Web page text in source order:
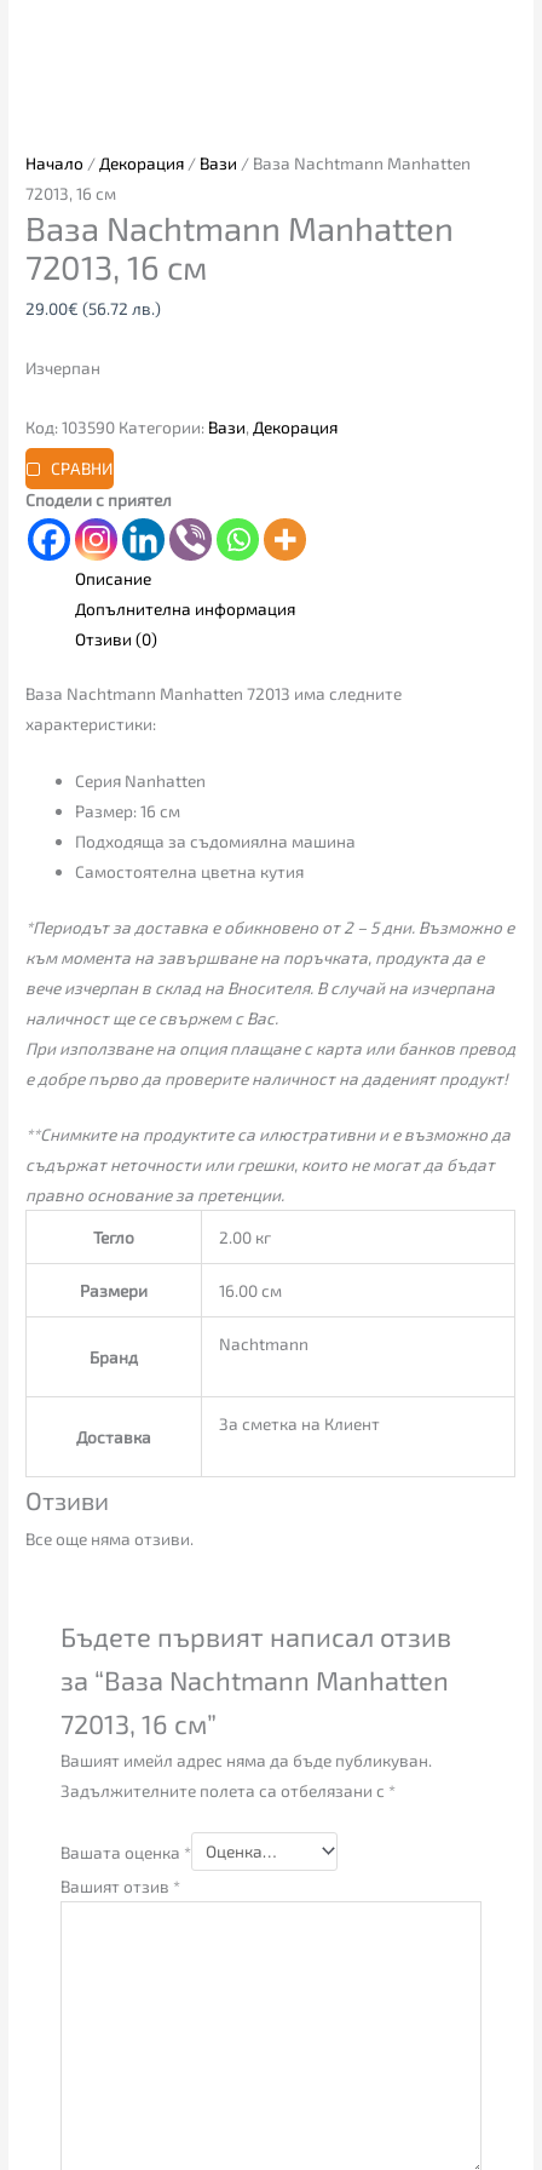
Начало / Декорация / Вази / Ваза Nachtmann Manhatten
72013, 16 см
Ваза Nachtmann Manhatten
72013, 16 см
29.00€ (56.72 лв.)
Изчерпан
Код:103590 Категории: Вази, Декорация
СРАВНИ
Сподели с приятел
Описание
Допълнителна информация
Отзиви (0)
Ваза Nachtmann Manhatten 72013 има следните
характеристики:
Серия Nanhatten
Размер: 16 см
Подходяща за съдомиялна машина
Самостоятелна цветна кутия
*Периодът за доставка е обикновено от 2 – 5 дни. Възможно е
към момента на завършване на поръчката, продукта да е
вече изчерпан в склад на Вносителя. В случай на изчерпана
наличност ще се свържем с Вас.
При използване на опция плащане с карта или банков превод
е добре първо да проверите наличност на даденият продукт!
**Снимките на продуктите са илюстративни и е възможно да
съдържат неточности или грешки, които не могат да бъдат
правно основание за претенции.
Тегло 2.00 кг
Размери 16.00 см
Бранд
Nachtmann
Доставка
За сметка на Клиент
Отзиви
Все още няма отзиви.
Бъдете първият написал отзив
за “Ваза Nachtmann Manhatten
72013, 16 см”
Вашият имейл адрес няма да бъде публикуван.
Задължителните полета са отбелязани с *
Вашата оценка *
Вашият отзив *